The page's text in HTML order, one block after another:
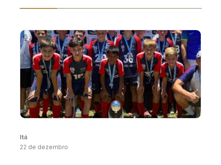
Itá
22 de dezembro